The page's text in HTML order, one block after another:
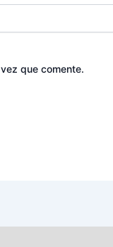
que comente.